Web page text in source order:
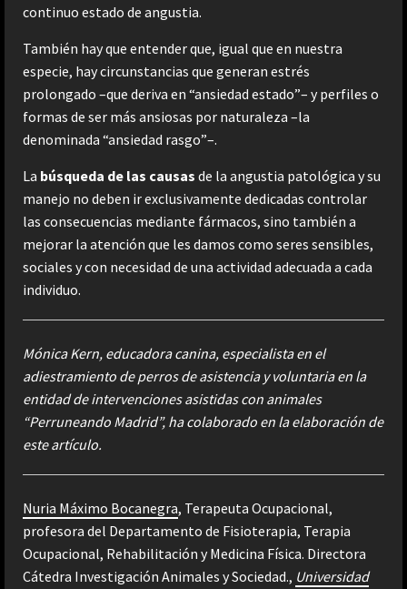
continuo estado de angustia.
También hay que entender que, igual que en nuestra
especie, hay circunstancias que generan estrés
prolongado –que deriva en “ansiedad estado”– y perfiles o
formas de ser más ansiosas por naturaleza –la
denominada “ansiedad rasgo”–.
La búsqueda de las causas de la angustia patológica y su
manejo no deben ir exclusivamente dedicadas controlar
las consecuencias mediante fármacos, sino también a
mejorar la atención que les damos como seres sensibles,
sociales y con necesidad de una actividad adecuada a cada
individuo.
Mónica Kern, educadora canina, especialista en el
adiestramiento de perros de asistencia y voluntaria en la
entidad de intervenciones asistidas con animales
“Perruneando Madrid”, ha colaborado en la elaboración de
este artículo.
Nuria Máximo Bocanegra, Terapeuta Ocupacional,
profesora del Departamento de Fisioterapia, Terapia
Ocupacional, Rehabilitación y Medicina Física. Directora
Cátedra Investigación Animales y Sociedad., Universidad